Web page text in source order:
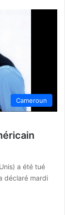
Cameroun
a été tué
déclaré mardi